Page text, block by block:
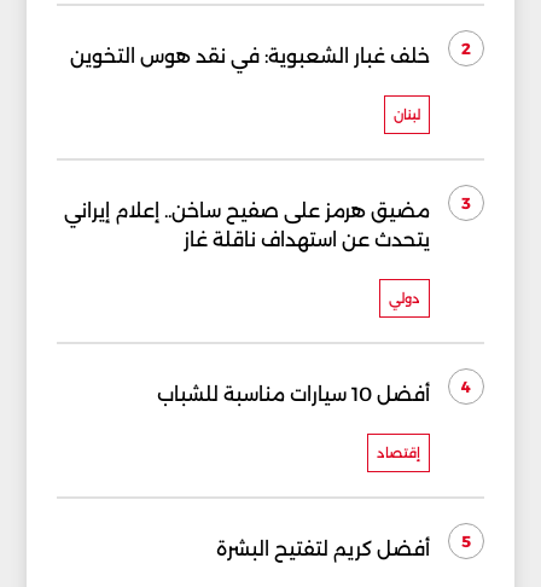
2 خلف غبار الشعبوية: في نقد هوس التخوين
لبنان
3
مضيق هرمز على صفيح ساخن.. إعلام إيراني
يتحدث عن استهداف ناقلة غاز
دولي
4 أفضل 10 سيارات مناسبة للشباب
إقتصاد
5 أفضل كريم لتفتيح البشرة